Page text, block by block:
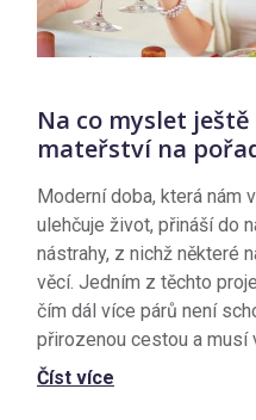
Na co myslet
mateřství na
Moderní doba, která nám
ulehčuje život, přináší do
nástrahy, z nichž některé
věcí. Jedním z těchto
čím dál více párů není
přirozenou cestou a musí
Číst více